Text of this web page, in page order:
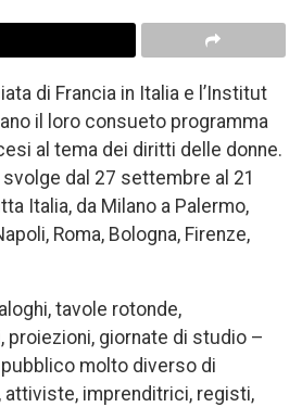
di Francia in Italia e l’Institut
il loro consueto programma
al tema dei diritti delle donne.
svolge dal 27 settembre al 21
Italia, da Milano a Palermo,
Roma, Bologna, Firenze,
tavole rotonde,
proiezioni, giornate di studio –
molto diverso di
imprenditrici, registi,